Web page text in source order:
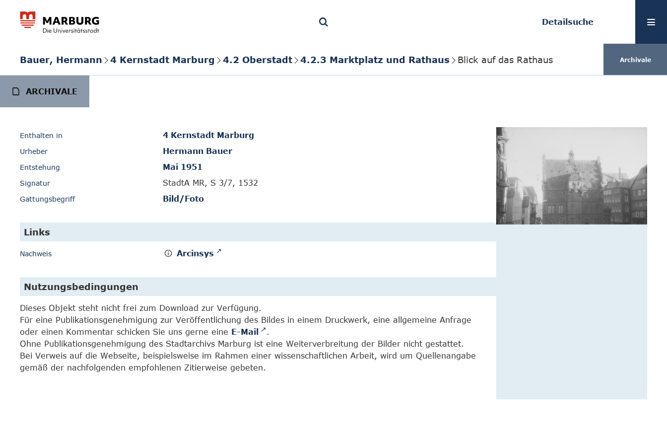
Detailsuche
Bauer, Hermann 4 Kernstadt Marburg 4.2 Oberstadt 4.2.3 Marktplatz und Rathaus Blick auf das Rathaus Archivale
ARCHIVALE
Enthalten in 4 Kernstadt Marburg
Urheber Hermann Bauer
Entstehung Mai 1951
Signatur StadtA MR, S 3/7, 1532
Gattungsbegriff Bild/Foto
Links
Nachweis Arcinsys
Nutzungsbedingungen
Dieses Objekt steht nicht frei zum Download zur Verfügung.
Für eine Publikationsgenehmigung zur Veröffentlichung des Bildes in einem Druckwerk, eine allgemeine Anfrage
oder einen Kommentar schicken Sie uns gerne eine E-Mail
.
Ohne Publikationsgenehmigung des Stadtarchivs Marburg ist eine Weiterverbreitung der Bilder nicht gestattet.
Bei Verweis auf die Webseite, beispielsweise im Rahmen einer wissenschaftlichen Arbeit, wird um Quellenangabe
gemäß der nachfolgenden empfohlenen Zitierweise gebeten.